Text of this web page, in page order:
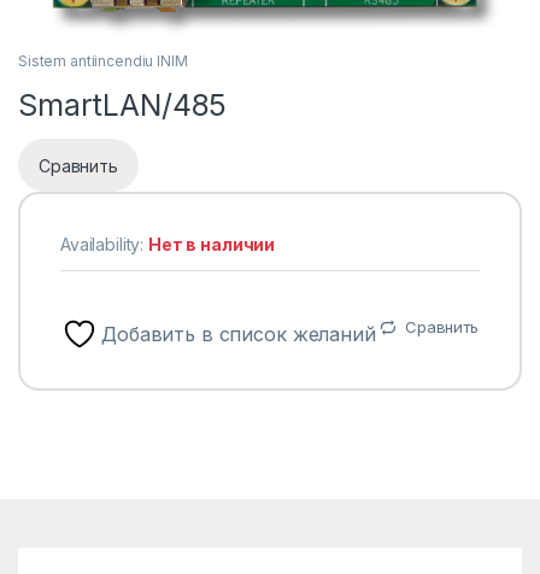
Sistem antiincendiu INIM
SmartLAN/485
Сравнить
Availability: Нет в наличии
Добавить в список желаний Сравнить